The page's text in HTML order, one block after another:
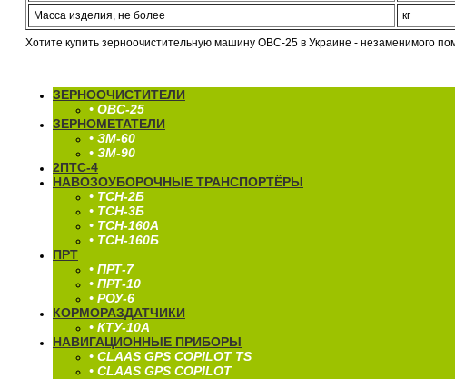
Масса изделия, не более
кг
Хотите купить зерноочистительную машину ОВС-25 в Украине - незаменимого
ЗЕРНООЧИСТИТЕЛИ
• ОВС-25
ЗЕРНОМЕТАТЕЛИ
• ЗМ-60
• ЗМ-90
2ПТС-4
НАВОЗОУБОРОЧНЫЕ ТРАНСПОРТЁРЫ
• ТСН-2Б
• ТСН-3Б
• ТСН-160А
• ТСН-160Б
ПРТ
• ПРТ-7
• ПРТ-10
• РОУ-6
КОРМОРАЗДАТЧИКИ
• КТУ-10А
НАВИГАЦИОННЫЕ ПРИБОРЫ
• CLAAS GPS COPILOT TS
• CLAAS GPS COPILOT